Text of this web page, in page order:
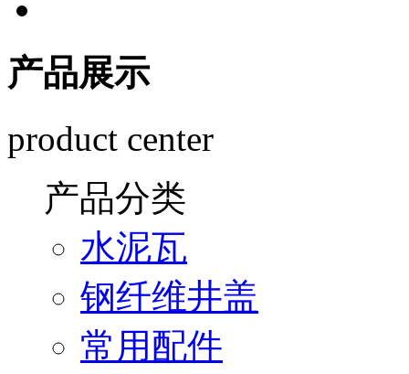
产品展示
product center
产品分类
水泥瓦
钢纤维井盖
常用配件